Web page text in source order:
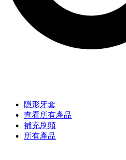
隱形牙套
查看所有產品
補充刷頭
所有產品